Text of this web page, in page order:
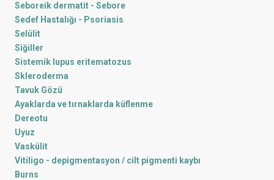
Seboreik dermatit - Sebore
Sedef Hastalığı - Psoriasis
Selülit
Siğiller
Sistemik lupus eritematozus
Skleroderma
Tavuk Gözü
Ayaklarda ve tırnaklarda küflenme
Dereotu
Uyuz
Vaskülit
Vitiligo - depigmentasyon / cilt pigmenti kaybı
Burns